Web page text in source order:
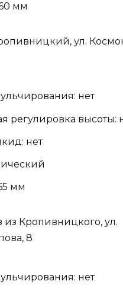
мм
ул.
нет
регулировка высоты:
нет
мм
из Кропивницкого, ул.
8
нет